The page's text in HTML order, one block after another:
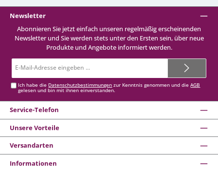
Newsletter
Abonnieren Sie jetzt einfach unseren regelmäßig erscheinenden
Newsletter und Sie werden stets unter den Ersten sein, über neue
Produkte und Angebote informiert werden.
Mail-
Ich habe die Datenschutzbestimmungen zur Kenntnis genommen und dieAGB
gelesen und bin mit ihnen einverstanden.
Service-Telefon
Unsere Vorteile
Versandarten
Informationen